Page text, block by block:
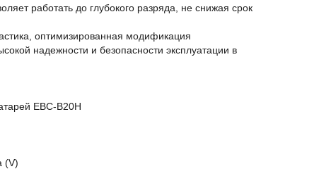
работать до глубокого разряда, не снижая срок
оптимизированная модификация
надежности и безопасности эксплуатации в
EBC-B20H
(V)